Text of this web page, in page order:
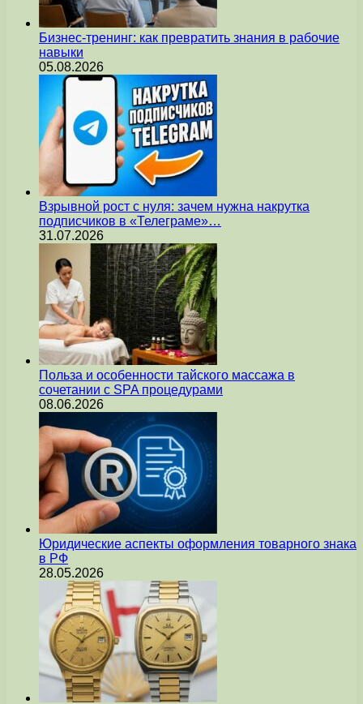
Бизнес-тренинг: как превратить знания в рабочие
навыки
05.08.2026
Взрывной рост с нуля: зачем нужна накрутка
подписчиков в «Телеграме»…
31.07.2026
Польза и особенности тайского массажа в
сочетании с SPA процедурами
08.06.2026
Юридические аспекты оформления товарного знака
в РФ
28.05.2026